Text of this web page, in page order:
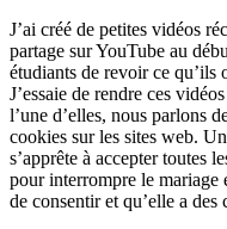
J’ai créé de petites vidéos
partage sur YouTube au
étudiants de revoir ce qu’ils
J’essaie de rendre ces
l’une d’elles, nous parlons
cookies sur les sites web.
s’apprête à accepter toutes
pour interrompre le mariage
de consentir et qu’elle a